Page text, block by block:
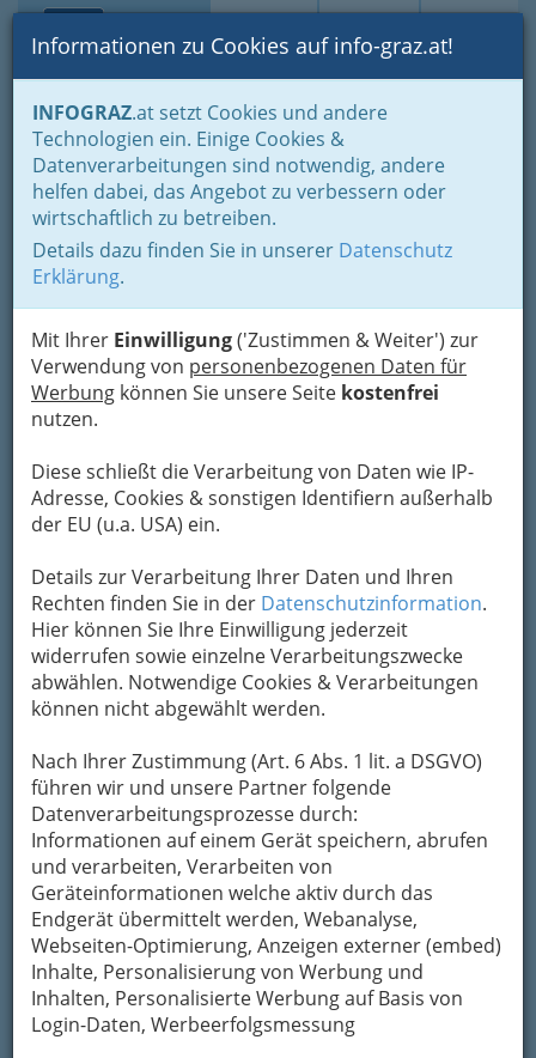
Suche Login Toggle
Informationen zu Cookies auf info-graz.at!
INFOGRAZ.at setzt Cookies und andere
Technologien ein. Einige Cookies &
Datenverarbeitungen sind notwendig, andere
helfen dabei, das Angebot zu verbessern oder
wirtschaftlich zu betreiben.
Details dazu finden Sie in unserer Datenschutz
Erklärung.
Mit Ihrer Einwilligung('Zustimmen & Weiter') zur
Verwendung von personenbezogenen Daten für
Werbung können Sie unsere Seite kostenfrei
nutzen.
Diese schließt die Verarbeitung von Daten wie IP-
Adresse, Cookies & sonstigen Identifiern außerhalb
der EU (u.a. USA) ein.
Details zur Verarbeitung Ihrer Daten und Ihren
Rechten finden Sie in der Datenschutzinformation.
Hier können Sie Ihre Einwilligung jederzeit
widerrufen sowie einzelne Verarbeitungszwecke
abwählen. Notwendige Cookies & Verarbeitungen
können nicht abgewählt werden.
Nach Ihrer Zustimmung (Art. 6 Abs. 1 lit. a DSGVO)
führen wir und unsere Partner folgende
Datenverarbeitungsprozesse durch:
Informationen auf einem Gerät speichern, abrufen
und verarbeiten, Verarbeiten von
Geräteinformationen welche aktiv durch das
Endgerät übermittelt werden, Webanalyse,
Webseiten-Optimierung, Anzeigen externer (embed)
Inhalte, Personalisierung von Werbung und
Inhalten, Personalisierte Werbung auf Basis von
Login-Daten, Werbeerfolgsmessung
Home Branchen
Gewerbe, Handwerk, Banken
Transport - Verkehr
Garagen-, Tankstellen- u. Servicestation
Tankstellen
Tank Roth Waltendorfer
Hauptstraße
Waltendorfer Hauptstraße 88, 8010 Graz
Gutschein
Karte
Karte anzeigen
Navigation